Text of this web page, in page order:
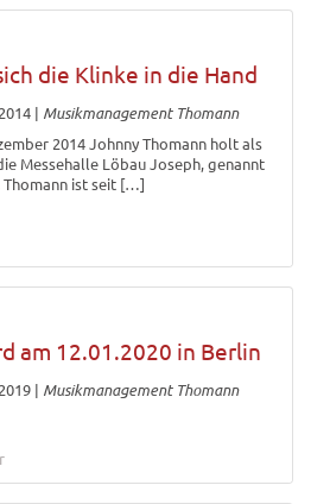
die Klinke in die Hand
| Musikmanagement Thomann
2014 Johnny Thomann holt als
Messehalle Löbau Joseph, genannt
Thomann ist seit […]
am 12.01.2020 in Berlin
| Musikmanagement Thomann